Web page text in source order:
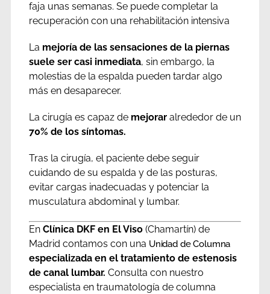
faja unas semanas. Se puede completar la
recuperación con una rehabilitación intensiva
La mejoría de las sensaciones de la piernas
suele ser casi inmediata, sin embargo, la
molestias de la espalda pueden tardar algo
más en desaparecer.
La cirugía es capaz demejoraralrededor de un
70% de los síntomas.
Tras la cirugía, el paciente debe seguir
cuidando de su espalda y de las posturas,
evitar cargas inadecuadas y potenciar la
musculatura abdominal y lumbar.
En Clínica DKF en El Viso(Chamartín) de
Madrid contamos con una Unidad de Columna
especializada en el tratamiento de estenosis
de canal lumbar. Consulta con nuestro
especialista en traumatología de columna